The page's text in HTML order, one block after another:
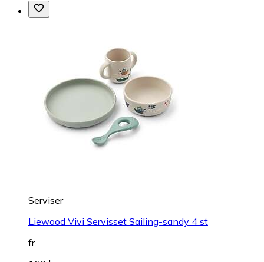
Serviser
Liewood Vivi Servisset Sailing-sandy 4 st
fr.